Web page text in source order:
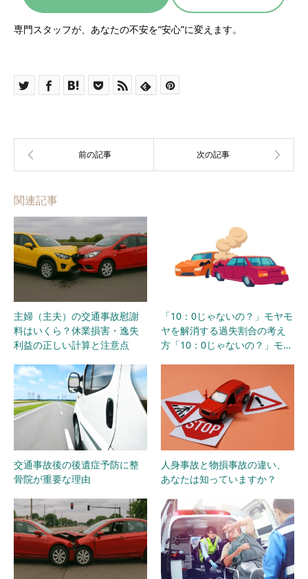
専門スタッフが、あなたの不安を“安心”に変えます。
関連記事
主婦（主夫）の交通事故慰謝
料はいくら？休業損害・逸失
利益の正しい計算と注意点
「10：0じゃないの？」モヤモ
ヤを解消する過失割合の考え
方「10：0じゃないの？」モ…
交通事故後の後遺症予防に整
骨院が重要な理由
人身事故と物損事故の違い、
あなたは知っていますか？